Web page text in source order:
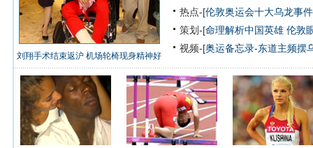
刘翔手术结束返沪 机场轮椅现身精神好
热点-[伦敦奥运会十大乌龙事件
策划-[命理解析中国英雄 伦敦
视频-[奥运备忘录-东道主频摆